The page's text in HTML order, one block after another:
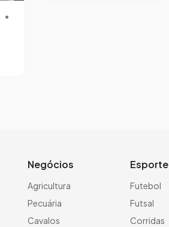
•
Negócios
Agricultura
Pecuária
Cavalos
Esporte
Futebol
Futsal
Corridas